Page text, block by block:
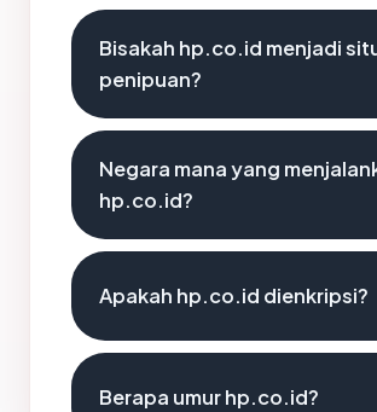
Bisakah hp.co.id menjadi
penipuan?
Negara mana yang
hp.co.id?
Apakah hp.co.id dienkripsi?
Berapa umur hp.co.id?